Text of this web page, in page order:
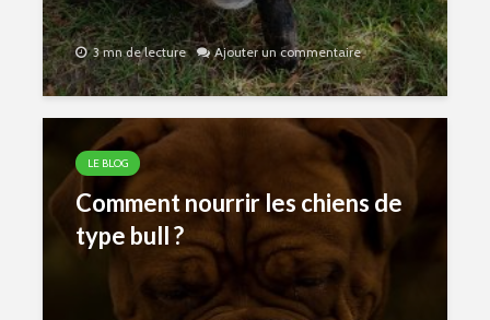
3 mn de lecture Ajouter un commentaire
LE BLOG
Comment nourrir les chiens de
type bull ?